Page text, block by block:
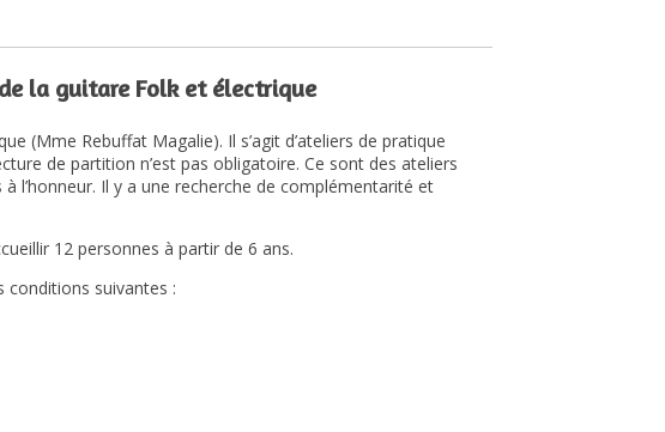
la guitare Folk et électrique
(Mme Rebuffat Magalie). Il s’agit d’ateliers de pratique
de partition n’est pas obligatoire. Ce sont des ateliers
l’honneur. Il y a une recherche de complémentarité et
12 personnes à partir de 6 ans.
suivantes :